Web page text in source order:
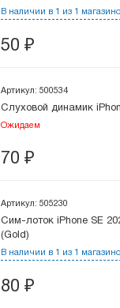
В наличии в 1 из 1
50 ₽
Артикул: 500534
Слуховой динамик
Ожидаем
70 ₽
Артикул: 505230
Сим-лоток iPhone SE
(Gold)
В наличии в 1 из 1
80 ₽